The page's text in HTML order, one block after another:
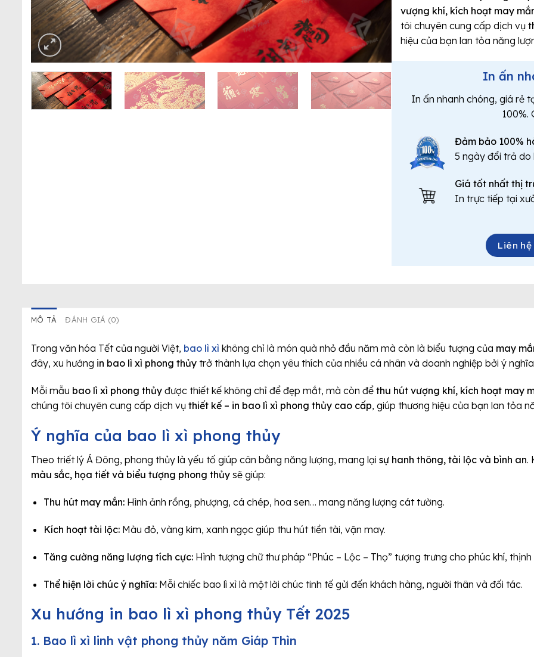
vượng khí, kích hoạt may
tôi chuyên cung cấp dịch vụ
hiệu của bạn lan tỏa năng
In ấn
In ấn nhanh chóng, giá rẻ
100%.
Đảm bảo 100%
5 ngày đổi trả do
Giá tốt nhất thị
In trực tiếp tại
Liên
MÔ TẢ ĐÁNH GIÁ (0)
Trong văn hóa Tết của người Việt, bao lì xì không chỉ là món quà nhỏ đầu năm mà còn là biểu tượng của may
đây, xu hướng in bao lì xì phong thủy trở thành lựa chọn yêu thích của nhiều cá nhân và doanh nghiệp bởi ý
Mỗi mẫu bao lì xì phong thủy được thiết kế không chỉ để đẹp mắt, mà còn để thu hút vượng khí, kích hoạt may
chúng tôi chuyên cung cấp dịch vụ thiết kế – in bao lì xì phong thủy cao cấp, giúp thương hiệu của bạn lan tỏa
Ý nghĩa của bao lì xì phong thủy
Theo triết lý Á Đông, phong thủy là yếu tố giúp cân bằng năng lượng, mang lại sự hanh thông, tài lộc và bình an.
màu sắc, họa tiết và biểu tượng phong thủy sẽ giúp:
Thu hút may mắn:Hình ảnh rồng, phượng, cá chép, hoa sen… mang năng lượng cát tường.
Kích hoạt tài lộc:Màu đỏ, vàng kim, xanh ngọc giúp thu hút tiền tài, vận may.
Tăng cường năng lượng tích cực:Hình tượng chữ thư pháp “Phúc – Lộc – Thọ” tượng trưng cho phúc khí, thịnh
Thể hiện lời chúc ý nghĩa:Mỗi chiếc bao lì xì là một lời chúc tinh tế gửi đến khách hàng, người thân và đối tác.
Xu hướng in bao lì xì phong thủy Tết 2025
1. Bao lì xì linh vật phong thủy năm Giáp Thìn